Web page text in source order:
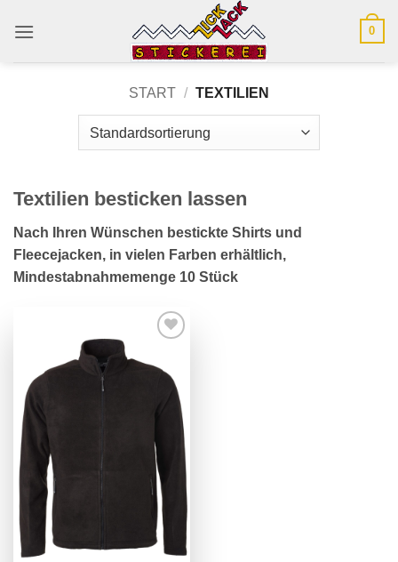
Inhalt
0
START / TEXTILIEN
Textilien besticken lassen
Nach Ihren Wünschen bestickte Shirts und
Fleecejacken, in vielen Farben erhältlich,
Mindestabnahmemenge 10 Stück